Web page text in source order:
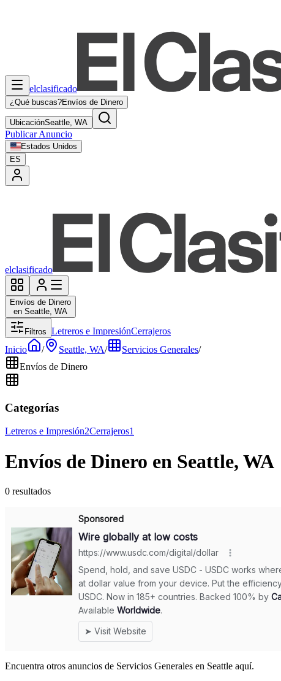
elclasificado
¿Qué buscas?Envíos de Dinero
UbicaciónSeattle, WA
Publicar Anuncio
Estados Unidos
ES
elclasificado
Envíos de Dinero
en Seattle, WA
Filtros Letreros e ImpresiónCerrajeros
Inicio
/ Seattle, WA/ Servicios Generales/
Envíos de Dinero
Categorías
Letreros e Impresión2Cerrajeros1
Envíos de Dinero en Seattle, WA
0 resultados
Encuentra otros anuncios de Servicios Generales en Seattle aquí.